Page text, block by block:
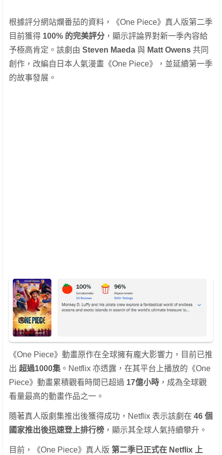
根據評分網站爛番茄的資料，《One Piece》真人版第二季
目前獲得 100% 的完美評分 ，顯示評論界對新一季內容給
予極高肯定。該劇由 Steven Maeda 與 Matt Owens 共同
創作，改編自日本人氣漫畫《One Piece》，並延續第一季
的故事發展。
《One Piece》動畫原作在全球擁有龐大影響力，目前已推
出 超過1000集 。Netflix 亦透露，在其平台上播放的《One
Piece》動畫累積觀看時間已超過 17億小時 ，成為全球觀
看量最高的動畫作品之一。
隨著真人版劇集推出後獲得成功，Netflix 表示該劇在 46 個
國家推出後迅速登上排行榜 ，顯示其全球人氣持續攀升。
目前，《One Piece》真人版 第二季已正式在 Netflix 上